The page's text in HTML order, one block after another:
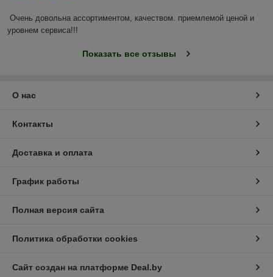
Очень довольна ассортиментом, качеством. приемлемой ценой и
уровнем сервиса!!!
Показать все отзывы
О нас
Контакты
Доставка и оплата
График работы
Полная версия сайта
Политика обработки cookies
Сайт создан на платформе Deal.by